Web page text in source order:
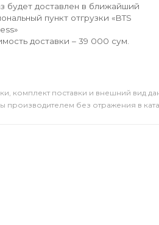
будет доставлен в ближайший
пункт отгрузки «BTS
доставки – 39 000 сум.
комплект поставки и внешний вид
производителем без отражения в